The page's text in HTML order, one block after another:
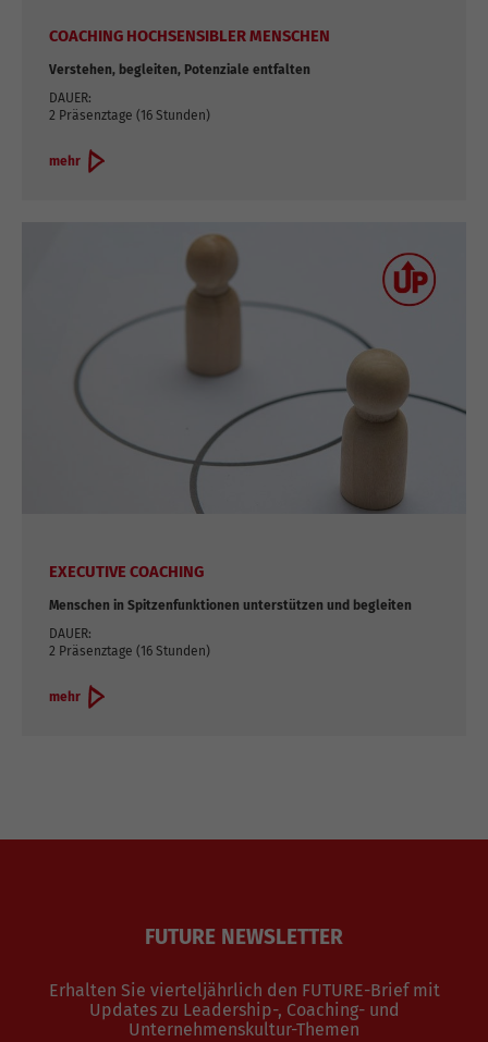
COACHING HOCHSENSIBLER MENSCHEN
Verstehen, begleiten, Potenziale entfalten
DAUER:
2 Präsenztage (16 Stunden)
mehr
EXECUTIVE COACHING
Menschen in Spitzenfunktionen unterstützen und begleiten
DAUER:
2 Präsenztage (16 Stunden)
mehr
FUTURE NEWSLETTER
Erhalten Sie vierteljährlich den FUTURE-Brief mit
Updates zu Leadership-, Coaching- und
Unternehmenskultur-Themen